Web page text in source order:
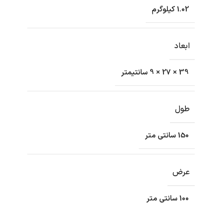
1.02 کیلوگرم
ابعاد
39 × 27 × 9 سانتیمتر
طول
150 سانتی متر
عرض
100 سانتی متر